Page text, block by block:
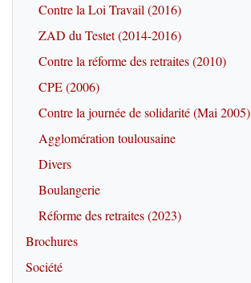
Contre la Loi Travail (2016)
ZAD du Testet (2014-2016)
Contre la réforme des retraites (2010)
CPE (2006)
Contre la journée de solidarité (Mai 2005)
Agglomération toulousaine
Divers
Boulangerie
Réforme des retraites (2023)
Brochures
Société